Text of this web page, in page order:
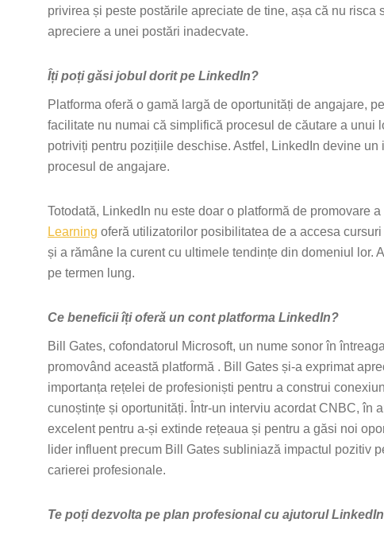
privirea și peste postările apreciate de tine, așa că nu
apreciere a unei postări inadecvate.
Îți poți găsi jobul dorit pe LinkedIn?
Platforma oferă o gamă largă de oportunități de angajare,
facilitate nu numai că simplifică procesul de căutare a
potriviți pentru pozițiile deschise. Astfel, LinkedIn devine
procesul de angajare.
Totodată, LinkedIn nu este doar o platformă de promovare
Learning oferă utilizatorilor posibilitatea de a accesa
și a rămâne la curent cu ultimele tendințe din domeniul lor.
pe termen lung.
Ce beneficii îți oferă un cont platforma LinkedIn?
Bill Gates, cofondatorul Microsoft, un nume sonor în
promovând această platformă . Bill Gates și-a exprimat
importanța rețelei de profesioniști pentru a construi
cunoștințe și oportunități. Într-un interviu acordat CNBC, în
excelent pentru a-și extinde rețeaua și pentru a găsi noi
lider influent precum Bill Gates subliniază impactul pozitiv
carierei profesionale.
Te poți dezvolta pe plan profesional cu ajutorul